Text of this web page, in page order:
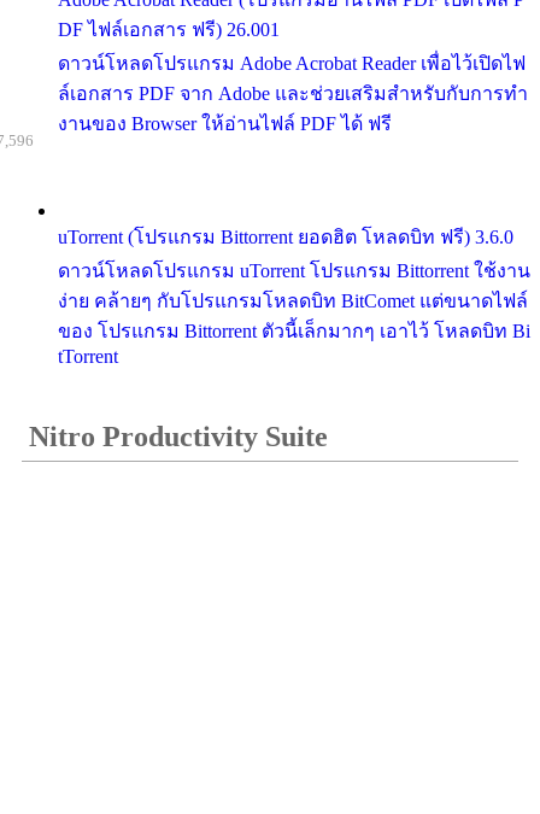
DF ไฟล์เอกสาร ฟรี) 26.001
ดาวน์โหลดโปรแกรม Adobe Acrobat Reader เพื่อไว้เปิดไฟ
ล์เอกสาร PDF จาก Adobe และช่วยเสริมสำหรับกับการทำ
งานของ Browser ให้อ่านไฟล์ PDF ได้ ฟรี
uTorrent (โปรแกรม Bittorrent ยอดฮิต โหลดบิท ฟรี) 3.6.0
ดาวน์โหลดโปรแกรม uTorrent โปรแกรม Bittorrent ใช้งาน
ง่าย คล้ายๆ กับโปรแกรมโหลดบิท BitComet แต่ขนาดไฟล์
ของ โปรแกรม Bittorrent ตัวนี้เล็กมากๆ เอาไว้ โหลดบิท Bi
tTorrent
Nitro Productivity Suite